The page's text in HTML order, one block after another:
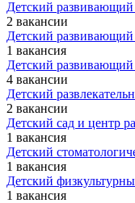
Детский развивающий
2 вакансии
Детский
1 вакансия
Детский
4 вакансии
Детский
2 вакансии
Детский сад и центр
1 вакансия
Детский
1 вакансия
Детский
1 вакансия